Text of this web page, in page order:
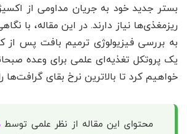
بستر جدید خود به جریان مداومی از
ریزمغذی‌ها نیاز دارند. در این مقاله، با
به بررسی فیزیولوژی ترمیم بافت پس از
یک پروتکل تغذیه‌ای علمی برای وعده
خواهیم کرد تا بالاترین نرخ بقای گرافت‌ها
محتوای این مقاله از نظر علمی توسط